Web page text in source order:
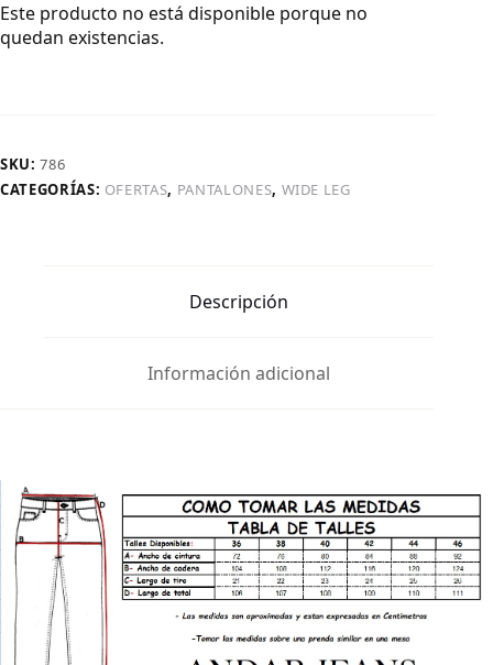
Este producto no está disponible porque no
quedan existencias.
SKU:786
CATEGORÍAS: OFERTAS, PANTALONES, WIDE LEG
Descripción
Información adicional